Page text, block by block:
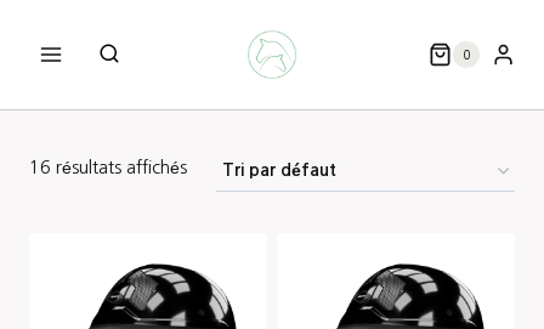
0
16 résultats affichés